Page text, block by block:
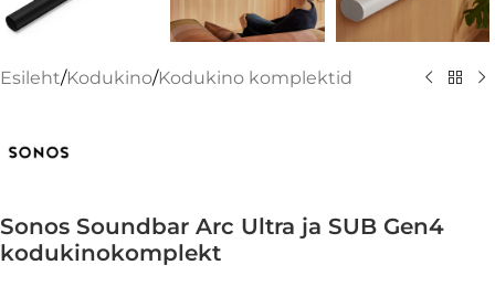
Esileht/Kodukino/Kodukino komplektid
Sonos Soundbar Arc Ultra ja SUB Gen4
kodukinokomplekt